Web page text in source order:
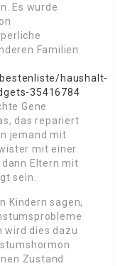
Es wurde
Familien
haushalt-
35416784
Gene
das repariert
jemand mit
mit einer
Eltern mit
sein.
Kindern sagen,
wird dies dazu
Zustand